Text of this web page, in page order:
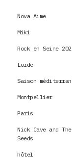
Nova Aime
Miki
Rock en Seine
Lorde
Saison
Montpellier
Paris
Nick Cave and
Seeds
hôtel